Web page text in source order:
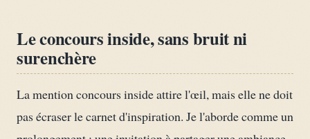
Le concours inside, sans bruit ni
surenchère
La mention concours inside attire l'œil, mais elle ne doit
pas écraser le carnet d'inspiration. Je l'aborde comme un